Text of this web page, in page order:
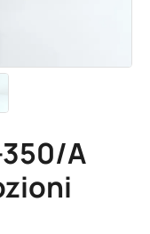
350/A